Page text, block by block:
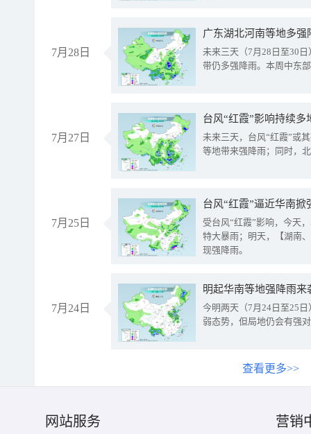
7月28日
广东湖北河南等地多
未来三天（7月28日至30
带仍多强降雨。本周中东
7月27日
台风“红霞”影响持续
未来三天，台风“红霞”或
等地带来强降雨；同时，
7月25日
台风“红霞”逼近华南
受台风“红霞”影响，今天
特大暴雨；明天，【湖南
现强降雨。
7月24日
明起华南等地强降雨
今明两天（7月24日至25
弱态势，但局地仍会有强
查看更多>>
网站服务 营销